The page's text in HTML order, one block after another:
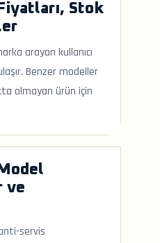
Stok
arayan kullanıcı
Benzer modeller
olmayan ürün için
ve
servis